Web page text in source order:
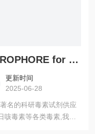
549CALIBRATION FLUOROPHORE for VAMPtide® 540 。
更新时间
2025-06-28
名的科研毒素试剂供应
毒素等各类毒素,我公